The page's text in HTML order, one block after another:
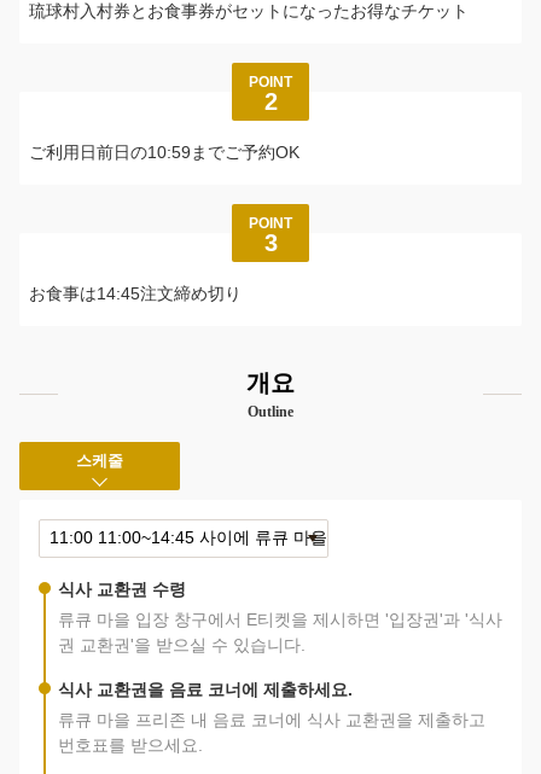
琉球村入村券とお食事券がセットになったお得なチケット
POINT
2
ご利用日前日の10:59までご予約OK
POINT
3
お食事は14:45注文締め切り
개요
Outline
스케줄
식사 교환권 수령
류큐 마을 입장 창구에서 E티켓을 제시하면 '입장권'과 '식사
권 교환권'을 받으실 수 있습니다.
식사 교환권을 음료 코너에 제출하세요.
류큐 마을 프리존 내 음료 코너에 식사 교환권을 제출하고
번호표를 받으세요.